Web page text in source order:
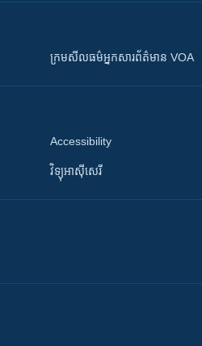
ក្រម​​​សីលធម៌​​​អ្នក​​​សារព័ត៌មាន VOA
Accessibility
វិទ្យុ​អាស៊ី​សេរី